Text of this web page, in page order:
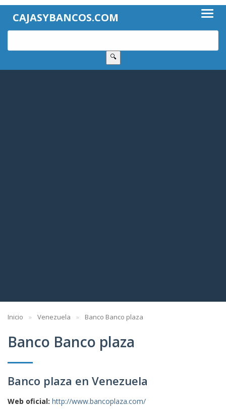
CAJASYBANCOS.COM
🔍
Inicio Venezuela Banco Banco plaza
Banco Banco plaza
Banco plaza en Venezuela
Web oficial: http://www.bancoplaza.com/